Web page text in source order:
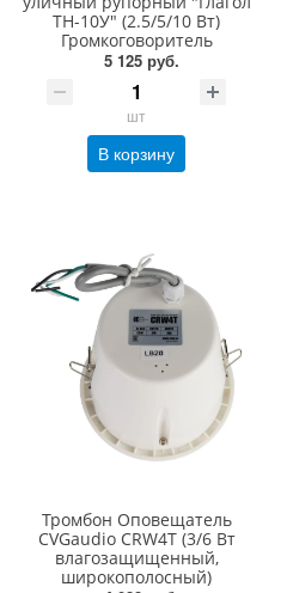
ТН-10У" (2.5/5/10 Вт)
Громкоговоритель
5 125 руб.
шт
В корзину
Тромбон Оповещатель
CVGaudio CRW4T (3/6 Вт
влагозащищенный,
широкополосный)